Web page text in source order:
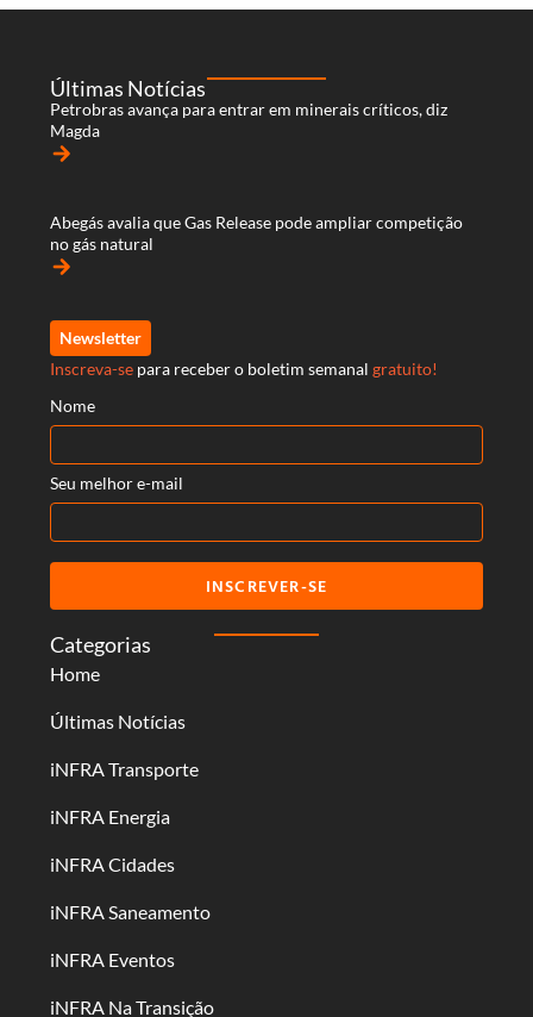
Categorias
Home
Últimas Notícias
iNFRA Transporte
iNFRA Energia
iNFRA Cidades
iNFRA Saneamento
iNFRA Eventos
iNFRA Na Transição
Últimas Notícias
Petrobras avança para entrar em minerais críticos, diz
Magda
arrow_forward
Abegás avalia que Gas Release pode ampliar competição
no gás natural
arrow_forward
Newsletter
Inscreva-se para receber o boletim semanal gratuito!
Nome
Seu melhor e-mail
INSCREVER-SE